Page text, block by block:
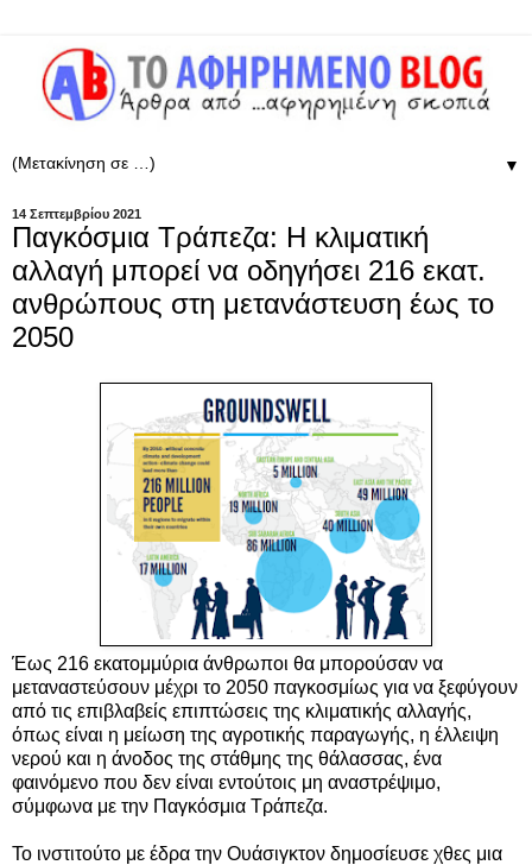
▼
14 Σεπτεμβρίου 2021
Παγκόσμια Τράπεζα: Η κλιματική
αλλαγή μπορεί να οδηγήσει 216 εκατ.
ανθρώπους στη μετανάστευση έως το
2050
Έως 216 εκατομμύρια άνθρωποι θα μπορούσαν να
μεταναστεύσουν μέχρι το 2050 παγκοσμίως για να ξεφύγουν
από τις επιβλαβείς επιπτώσεις της κλιματικής αλλαγής,
όπως είναι η μείωση της αγροτικής παραγωγής, η έλλειψη
νερού και η άνοδος της στάθμης της θάλασσας, ένα
φαινόμενο που δεν είναι εντούτοις μη αναστρέψιμο,
σύμφωνα με την Παγκόσμια Τράπεζα.
Το ινστιτούτο με έδρα την Ουάσιγκτον δημοσίευσε χθες μια